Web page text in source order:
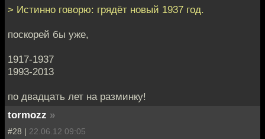
> Истинно говорю: грядёт новый 1937 год.
поскорей бы уже,
1917-1937
1993-2013
по двадцать лет на разминку!
tormozz »
#28 | 22.06.12 09:05